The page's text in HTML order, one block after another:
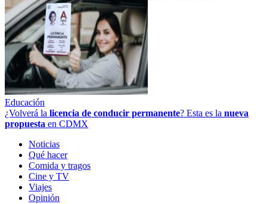
Educación
¿Volverá la licencia de conducir permanente? Esta es la nueva
propuesta en CDMX
Noticias
Qué hacer
Comida y tragos
Cine y TV
Viajes
Opinión